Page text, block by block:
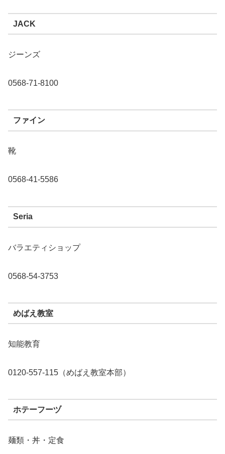
JACK
ジーンズ
0568-71-8100
ファイン
靴
0568-41-5586
Seria
バラエティショップ
0568-54-3753
めばえ教室
知能教育
0120-557-115（めばえ教室本部）
ホテーフーヅ
麺類・丼・定食